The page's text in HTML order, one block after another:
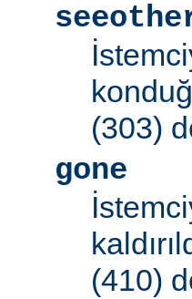
(303)
gone
(410)